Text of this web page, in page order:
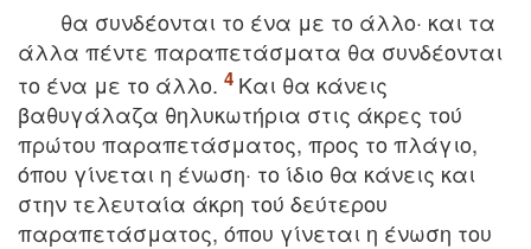
θα συνδέονται το ένα με το άλλο· και τα
άλλα πέντε παραπετάσματα θα συνδέονται
το ένα με το άλλο.
Kαι θα κάνεις
βαθυγάλαζα θηλυκωτήρια στις άκρες τού
πρώτου παραπετάσματος, προς το πλάγιο,
όπου γίνεται η ένωση· το ίδιο θα κάνεις και
στην τελευταία άκρη τού δεύτερου
παραπετάσματος, όπου γίνεται η ένωση του